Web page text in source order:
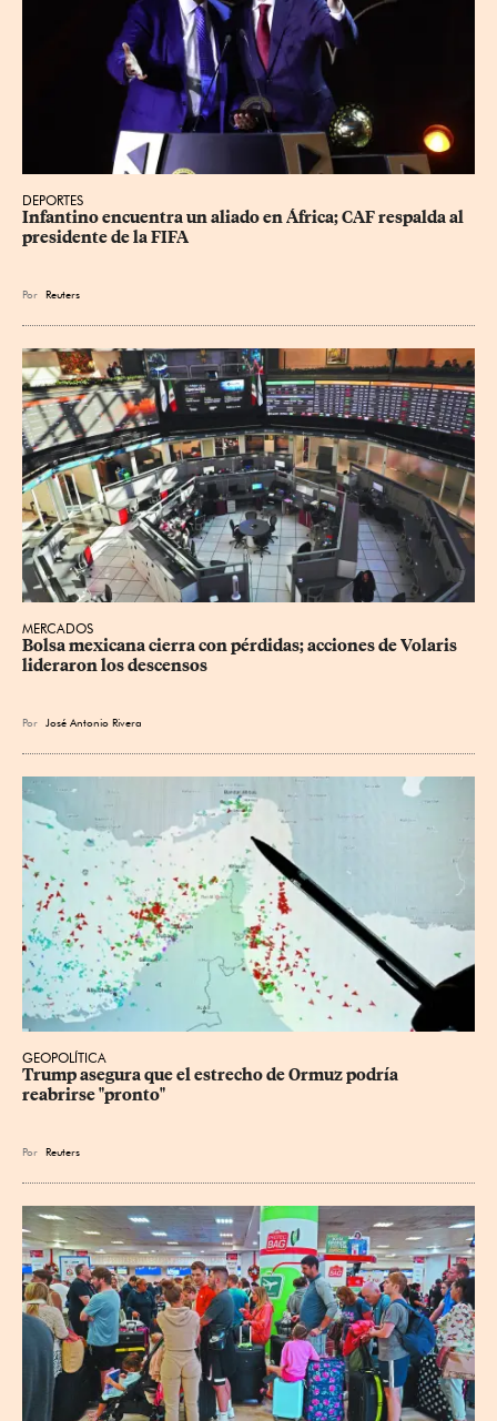
DEPORTES
Infantino encuentra un aliado en África; CAF respalda al
presidente de la FIFA
Por Reuters
MERCADOS
Bolsa mexicana cierra con pérdidas; acciones de Volaris
lideraron los descensos
Por José Antonio Rivera
GEOPOLÍTICA
Trump asegura que el estrecho de Ormuz podría
reabrirse "pronto"
Por Reuters